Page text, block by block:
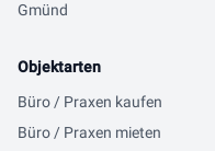
Gmünd
Objektarten
Büro / Praxen kaufen
Büro / Praxen mieten